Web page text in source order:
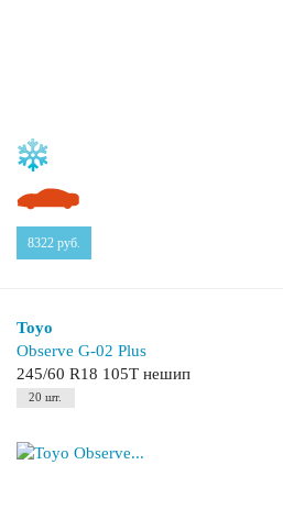
8322 руб.
Toyo
Observe G-02 Plus
245/60 R18 105T нешип
20 шт.